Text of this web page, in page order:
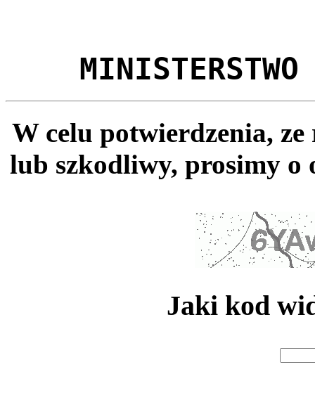
MINISTERSTWO
W celu potwierdzenia,
lub szkodliwy, prosimy o
Jaki kod